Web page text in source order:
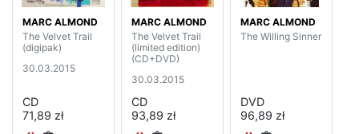
MARC ALMOND
The Velvet Trail
(digipak)
30.03.2015
CD
71,89 zł
MARC ALMOND
The Velvet Trail
(limited edition)
(CD+DVD)
30.03.2015
CD
93,89 zł
MARC ALMOND
The Willing Sinner
DVD
96,89 zł